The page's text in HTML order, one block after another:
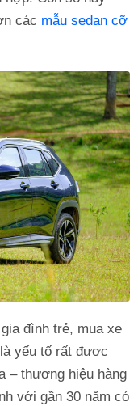
các mẫu sedan cỡ
đình trẻ, mua xe
yếu tố rất được
– thương hiệu hàng
với gần 30 năm có